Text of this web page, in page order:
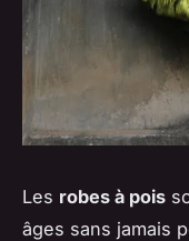
Les robes à pois
âges sans jamais